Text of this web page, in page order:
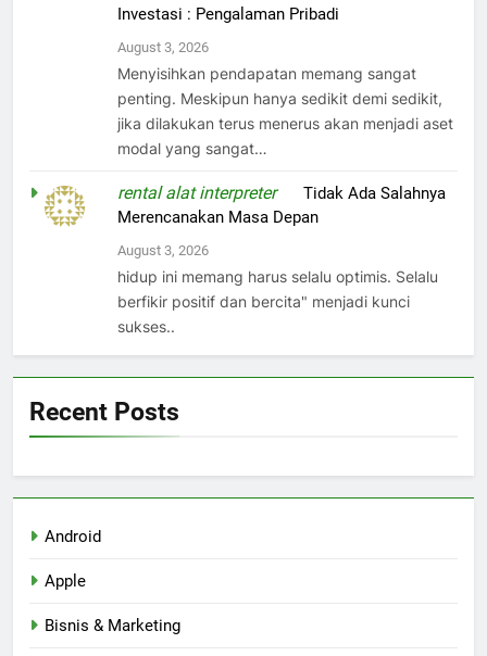
Investasi : Pengalaman Pribadi
August 3, 2026
Menyisihkan pendapatan memang sangat
penting. Meskipun hanya sedikit demi sedikit,
jika dilakukan terus menerus akan menjadi aset
modal yang sangat…
rental alat interpreteronTidak Ada Salahnya
Merencanakan Masa Depan
August 3, 2026
hidup ini memang harus selalu optimis. Selalu
berfikir positif dan bercita" menjadi kunci
sukses..
Recent Posts
Android
Apple
Bisnis & Marketing